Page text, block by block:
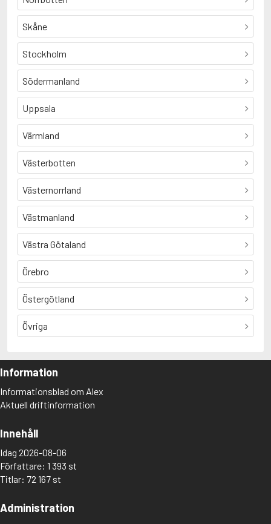
Skåne
Stockholm
Södermanland
Uppsala
Värmland
Västerbotten
Västernorrland
Västmanland
Västra Götaland
Örebro
Östergötland
Övriga
Information
Informationsblad om Alex
Aktuell driftinformation
Innehåll
Idag 2026-08-06
Författare: 1 393 st
Titlar: 72 167 st
Administration